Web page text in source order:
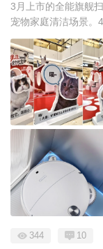
3月上市的全能旗舰
宠物家庭清洁场景。
344 10